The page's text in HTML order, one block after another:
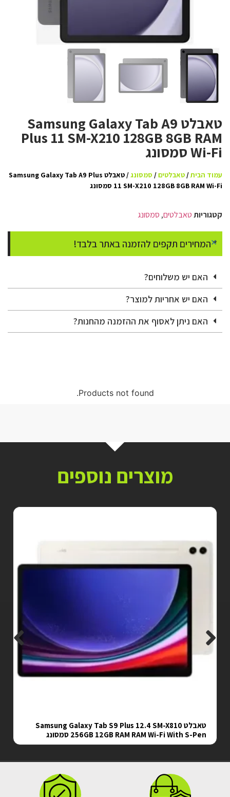
טאבלט Samsung Galaxy Tab A9
Plus 11 SM-X210 128GB 8GB RAM
Wi-Fi סמסונג
עמוד הבית/טאבלטים/ סמסונג
/ טאבלט Samsung Galaxy Tab A9 Plus
11 SM-X210 128GB 8GB RAM Wi-Fi סמסונג
קטגוריותטאבלטים, סמסונג
* המחירים תקפים להזמנה באתר בלבד!
×
האם יש משלוחים?
האם יש אחריות למוצר?
האם ניתן לאסוף את ההזמנה מהחנות?
Products not found.
מוצרים נוספים
טאבלט Samsung Galaxy Tab S9 Plus 12.4 SM-X810
256GB 12GB RAM RAM Wi-Fi With S-Pen סמסונג